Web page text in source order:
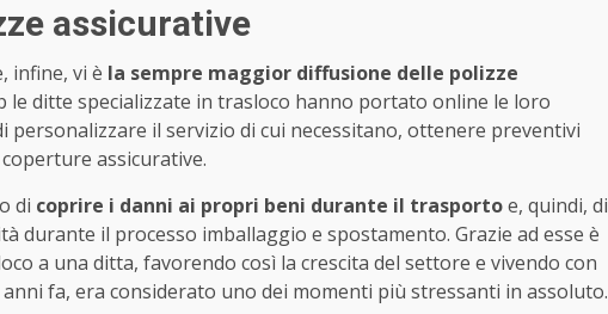
assicurative
infine, vi è la sempre maggior diffusione delle polizze
le ditte specializzate in trasloco hanno portato online le loro
il servizio di cui necessitano, ottenere preventivi
assicurative.
di coprire i danni ai propri beni durante il trasportoe, quindi, di
durante il processo imballaggio e spostamento. Grazie ad esse è
a una ditta, favorendo così la crescita del settore e vivendo con
fa, era considerato uno dei momenti più stressanti in assoluto.